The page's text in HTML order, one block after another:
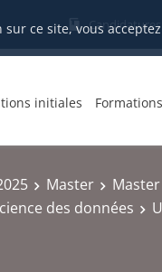
ce site, vous
initiales
Master
des données